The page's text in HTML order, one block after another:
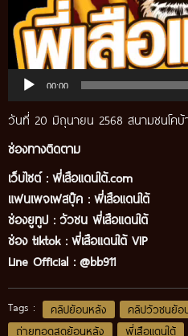
00:00
วันที่ 20 มิถุนายน 2568 สนามชนโคบ้
ช่องทางติดตาม
เว็บไซต์ : พี่เสือแดนใต้.com
แฟนเพจเฟสบุ๊ค : พี่เสือแดนใต้
ช่องยูทูป : วัวชน พี่เสือแดนใต้
ช่อง tiktok : พี่เสือแดนใต้ VIP
Line Official : @bb911
Tags : คลิปย้อนหลัง คลิปวัวชนย้อ
ถ่ายทอดสดย้อนหลัง
พี่เสือแดนใต้